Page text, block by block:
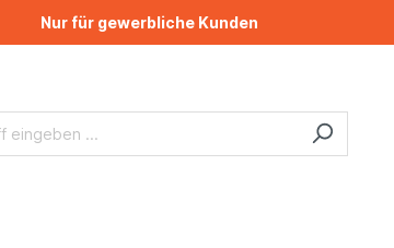
Nur für gewerbliche Kunden